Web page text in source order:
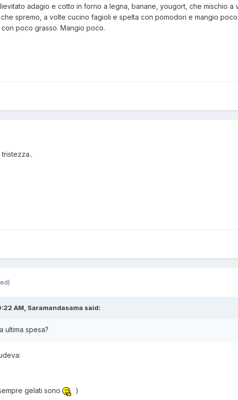
adagio e cotto in forno a legna, banane, yougort, che mischio a
spremo, a volte cucino fagioli e spelta con pomodori e mangio poco
poco grasso. Mangio poco.
tristezza..
AM, Saramandasama said:
ultima spesa?
gelati sono )